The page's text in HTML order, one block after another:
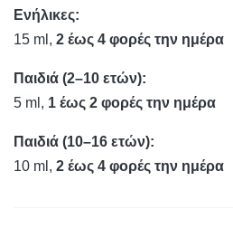
Ενήλικες:
15 ml, 2 έως 4 φορές την ημέρα
Παιδιά (2–10 ετών):
5 ml, 1 έως 2 φορές την ημέρα
Παιδιά (10–16 ετών):
10 ml, 2 έως 4 φορές την ημέρα